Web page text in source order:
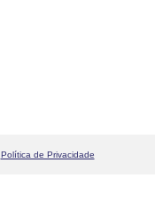
Política de Privacidade